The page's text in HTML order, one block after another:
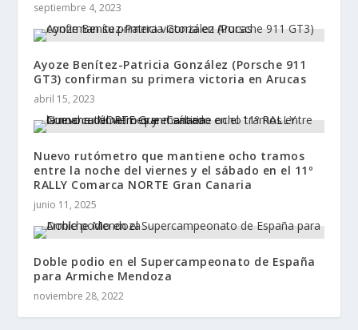
septiembre 4, 2023
Ayoze Benítez-Patricia González (Porsche 911
GT3) confirman su primera victoria en Arucas
abril 15, 2023
Nuevo rutómetro que mantiene ocho tramos
entre la noche del viernes y el sábado en el 11º
RALLY Comarca NORTE Gran Canaria
junio 11, 2025
Doble podio en el Supercampeonato de España
para Armiche Mendoza
noviembre 28, 2022